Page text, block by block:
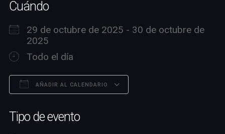
Cuándo
29 de octubre de 2025 - 30 de octubre de
2025
Todo el día
AÑADIR AL CALENDARIO
Tipo de evento